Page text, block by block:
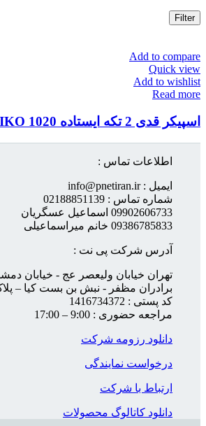
Filter
Add to compare
Quick view
Add to wishlist
Read more
اسپیکر قدی 2 تکه ایستاده ANIKO 1020
اطلاعات تماس :
ایمیل : info@pnetiran.ir
شماره تماس : 02188851139
09902606733 اسماعیل عسگریان
09386785833 خانم میراسماعیلی
آدرس شرکت پی نت :
تهران خیابان ولیعصر عج - خیابان
برادران مظفر - نبش بن بست کیا – پلاک 100 – واحد
کد پستی : 1416734372
مراجعه حضوری : 9:00 – 17:00
دانلود رزومه شرکت
درخواست نمایندگی
ارتباط با شرکت
دانلود کاتالوگ محصولات